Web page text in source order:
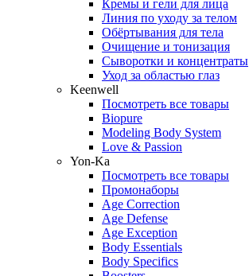
Кремы и гели для лица
Линия по уходу за телом
Обёртывания для тела
Очищение и тонизация
Сыворотки и концентраты
Уход за областью глаз
Keenwell
Посмотреть все товары
Biopure
Modeling Body System
Love & Passion
Yon-Ka
Посмотреть все товары
Промонаборы
Age Correction
Age Defense
Age Exception
Body Essentials
Body Specifics